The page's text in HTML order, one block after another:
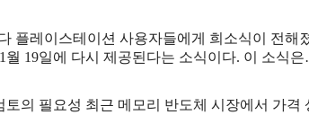
플레이스테이션 사용자들에게 희소식이 전해
월 19일에 다시 제공된다는 소식이다. 이 소식
의 필요성 최근 메모리 반도체 시장에서 가격